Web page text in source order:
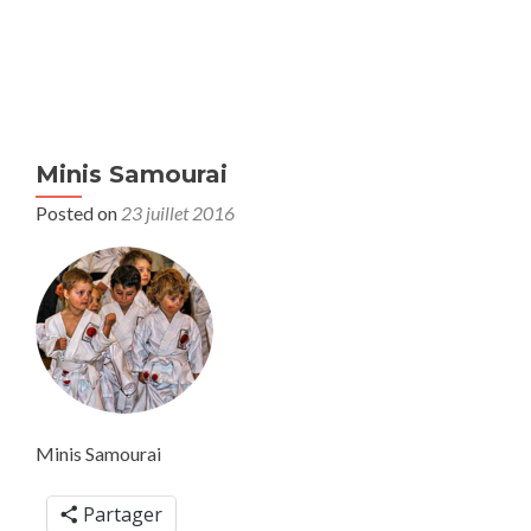
Minis Samourai
Posted on 23 juillet 2016
Minis Samourai
Partager